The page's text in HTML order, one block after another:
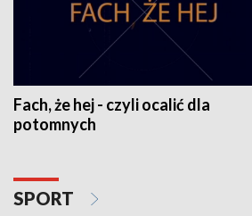
Fach, że hej - czyli ocalić dla
potomnych
SPORT